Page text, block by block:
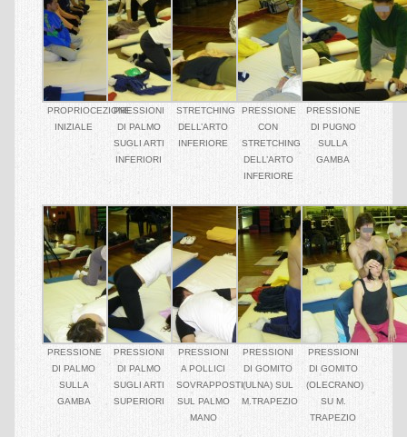
Deontologia
CORSI
Presentazioni shiatsu gratuite
Corso shiatsu amatoriale
EVENTI
Shiatsu presentazioni gratuite
ESPERIENZE
Shiatsu & Bambini – Ragazzi
Shiatsu & Fibromialgia
PROPRIOCEZIONE
INIZIALE
PRESSIONI
DI PALMO
SUGLI ARTI
INFERIORI
STRETCHING
DELL’ARTO
INFERIORE
PRESSIONE
CON
STRETCHING
DELL’ARTO
INFERIORE
PRESSIONE
DI PUGNO
SULLA
GAMBA
PRESSIONE
DI PALMO
SULLA
GAMBA
PRESSIONI
DI PALMO
SUGLI ARTI
SUPERIORI
PRESSIONI
A POLLICI
SOVRAPPOSTI
SUL PALMO
MANO
PRESSIONI
DI GOMITO
(ULNA) SUL
M.TRAPEZIO
PRESSIONI
DI GOMITO
(OLECRANO)
SU M.
TRAPEZIO